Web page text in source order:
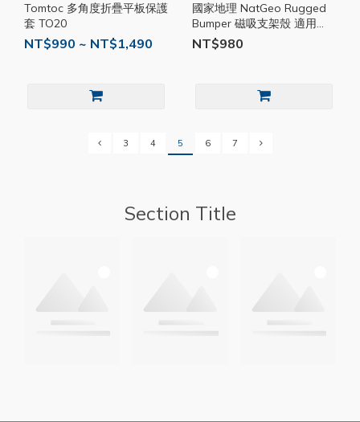
Tomtoc 多角度折疊平板保護
套 TO20
NT$990 ~ NT$1,490
國家地理 NatGeo Rugged
Bumper 磁吸支架殼 適用
AirPods Pro 3 2 1 NGP010
NT$980
3 4 5 6 7
Section Title